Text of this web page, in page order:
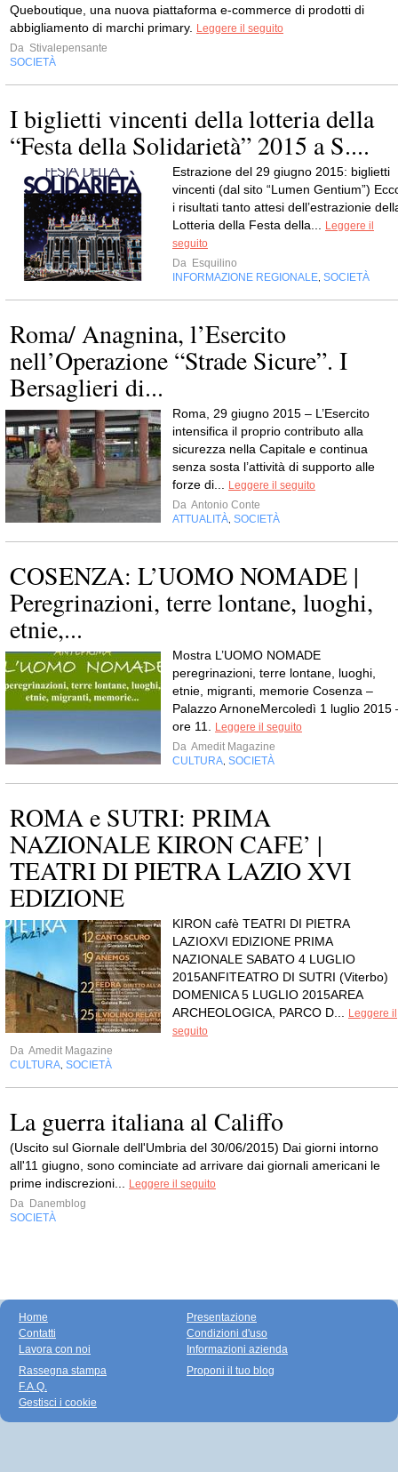
Queboutique, una nuova piattaforma e-commerce di prodotti di
abbigliamento di marchi primary. Leggere il seguito
Da Stivalepensante
SOCIETÀ
I biglietti vincenti della lotteria della
“Festa della Solidarietà” 2015 a S....
Estrazione del 29 giugno 2015: biglietti
vincenti (dal sito “Lumen Gentium”)
i risultati tanto attesi dell’estrazionie
Lotteria della Festa della...
Leggere il
seguito
Da Esquilino
INFORMAZIONE REGIONALE SOCIETÀ
Roma/ Anagnina, l’Esercito
nell’Operazione “Strade Sicure”. I
Bersaglieri di...
Roma, 29 giugno 2015 – L’Esercito
intensifica il proprio contributo alla
sicurezza nella Capitale e continua
senza sosta l’attività di supporto alle
forze di...
Leggere il seguito
Da Antonio Conte
ATTUALITÀ SOCIETÀ
COSENZA: L’UOMO NOMADE |
Peregrinazioni, terre lontane, luoghi,
etnie,...
Mostra L’UOMO NOMADE
peregrinazioni, terre lontane, luoghi,
etnie, migranti, memorie Cosenza –
Palazzo ArnoneMercoledì 1 luglio 2015
ore 11.
Leggere il seguito
Da Amedit Magazine
CULTURA SOCIETÀ
ROMA e SUTRI: PRIMA
NAZIONALE KIRON CAFE’ |
TEATRI DI PIETRA LAZIO XVI
EDIZIONE
KIRON cafè TEATRI DI PIETRA
LAZIOXVI EDIZIONE PRIMA
NAZIONALE SABATO 4 LUGLIO
2015ANFITEATRO DI SUTRI (Viterbo)
DOMENICA 5 LUGLIO 2015AREA
ARCHEOLOGICA, PARCO D...
Leggere il
seguito
Da Amedit Magazine
CULTURA SOCIETÀ
La guerra italiana al Califfo
(Uscito sul Giornale dell'Umbria del 30/06/2015) Dai giorni intorno
all'11 giugno, sono cominciate ad arrivare dai giornali americani le
prime indiscrezioni...
Leggere il seguito
Da Danemblog
SOCIETÀ
Home
Contatti
Lavora con noi
Presentazione
Condizioni d'uso
Informazioni azienda
Rassegna stampa
F.A.Q.
Gestisci i cookie
Proponi il tuo blog